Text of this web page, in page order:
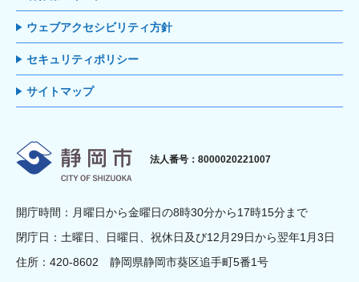
ウェブアクセシビリティ方針
セキュリティポリシー
サイトマップ
静岡市
法人番号：8000020221007
開庁時間：月曜日から金曜日の8時30分から17時15分まで
閉庁日：土曜日、日曜日、祝休日及び12月29日から翌年1月3日
住所：420-8602 静岡県静岡市葵区追手町5番1号